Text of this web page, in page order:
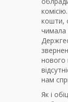
кошти,
чимала
нового
нам
Як і